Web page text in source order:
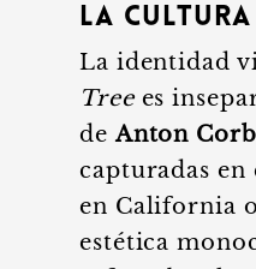
la cultura
La identidad
Treees
deAnton
capturadas
en California
estética